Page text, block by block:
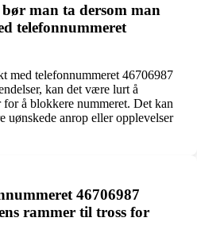
man ta dersom man
telefonnummeret
med telefonnummeret 46706987
kan det være lurt å
å blokkere nummeret. Det kan
uønskede anrop eller opplevelser
46706987
rammer til tross for